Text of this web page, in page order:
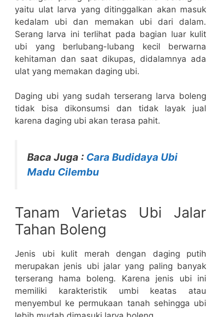
yaitu ulat larva yang ditinggalkan akan masuk
kedalam ubi dan memakan ubi dari dalam.
Serang larva ini terlihat pada bagian luar kulit
ubi yang berlubang-lubang kecil berwarna
kehitaman dan saat dikupas, didalamnya ada
ulat yang memakan daging ubi.
Daging ubi yang sudah terserang larva boleng
tidak bisa dikonsumsi dan tidak layak jual
karena daging ubi akan terasa pahit.
Baca Juga : Cara Budidaya Ubi
Madu Cilembu
Tanam Varietas Ubi Jalar
Tahan Boleng
Jenis ubi kulit merah dengan daging putih
merupakan jenis ubi jalar yang paling banyak
terserang hama boleng. Karena jenis ubi ini
memiliki karakteristik umbi keatas atau
menyembul ke permukaan tanah sehingga ubi